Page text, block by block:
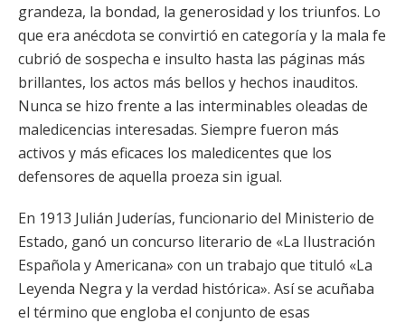
grandeza, la bondad, la generosidad y los triunfos. Lo
que era anécdota se convirtió en categoría y la mala fe
cubrió de sospecha e insulto hasta las páginas más
brillantes, los actos más bellos y hechos inauditos.
Nunca se hizo frente a las interminables oleadas de
maledicencias interesadas. Siempre fueron más
activos y más eficaces los maledicentes que los
defensores de aquella proeza sin igual.
En 1913 Julián Juderías, funcionario del Ministerio de
Estado, ganó un concurso literario de «La Ilustración
Española y Americana» con un trabajo que tituló «La
Leyenda Negra y la verdad histórica». Así se acuñaba
el término que engloba el conjunto de esas